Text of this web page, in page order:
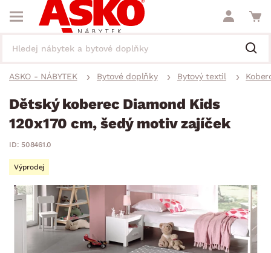
ASKO - NÁBYTEK Bytové doplňky Bytový textil
Dětský koberec Diamond Kids
120x170 cm, šedý motiv zajíček
ID: 508461.0
Výprodej